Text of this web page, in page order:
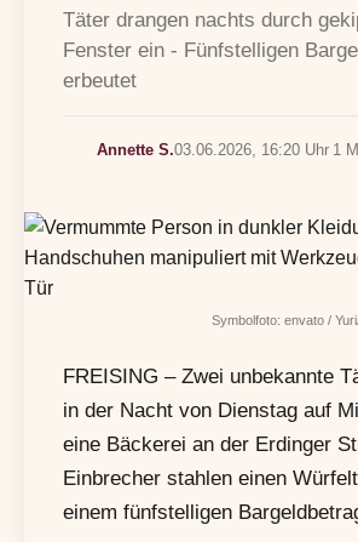
Täter drangen nachts durch
Fenster ein - Fünfstelligen
erbeutet
Annette S.03.06.2026, 16:20 Uhr 1
Symbolfoto: envato /
FREISING – Zwei unbekannte
in der Nacht von Dienstag auf
eine Bäckerei an der Erdinger
Einbrecher stahlen einen
einem fünfstelligen